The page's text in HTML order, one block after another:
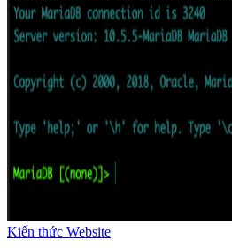
Kiến thức Website